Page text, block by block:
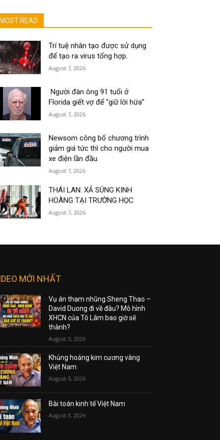
MOST READ
Trí tuệ nhân tạo được sử dụng
để tạo ra virus tổng hợp.
August 7, 2026
Người đàn ông 91 tuổi ở
Florida giết vợ để “giữ lời hứa”
August 7, 2026
Newsom công bố chương trình
giảm giá tức thì cho người mua
xe điện lần đầu.
August 7, 2026
THÁI LAN: XẢ SÚNG KINH
HOÀNG TẠI TRƯỜNG HỌC
August 7, 2026
MỚI NHẤT
Vụ án tham nhũng Sheng Thao –
David Duong đi về đâu? Mô hình
XHCN của Tô Lâm bao giờ sẽ
thành?
August 5, 2026
Khủng hoảng kim cương vàng
Việt Nam
August 5, 2026
Bài toán kinh tế Việt Nam
August 3, 2026